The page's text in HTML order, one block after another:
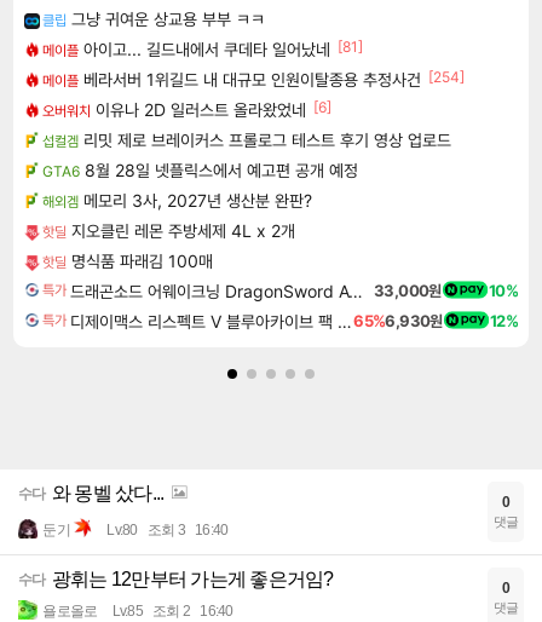
클립 그냥 귀여운 상교용 부부 ㅋㅋ
메이플 아이고... 길드내에서 쿠데타 일어났네 [81]
메이플 베라서버 1위길드 내 대규모 인원이탈종용 추정사건 [254]
오버워치 이유나 2D 일러스트 올라왔었네 [6]
섭컬겜 리밋 제로 브레이커스 프롤로그 테스트 후기 영상 업로드
GTA6 8월 28일 넷플릭스에서 예고편 공개 예정
해외겜 메모리 3사, 2027년 생산분 완판?
핫딜 지오클린 레몬 주방세제 4L x 2개
핫딜 명식품 파래김 100매
특가 드래곤소드 어웨이크닝 DragonSword Awakening 33,000원 10%
특가 디제이맥스 리스펙트 V 블루아카이브 팩 DJMAX RESPECT V Blue Archive Pack DLC65%6,930원 12%
수다 와 몽벨 샀다...
둔기 Lv.80 조회 3 16:40
0
댓글
수다 광휘는 12만부터 가는게 좋은거임?
욜로올로 Lv.85 조회 2 16:40
0
댓글